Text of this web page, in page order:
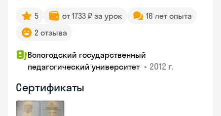
5 от 1733 ₽ за урок
16 лет опыта
2 отзыва
Вологодский государственный
педагогический университет • 2012 г.
Сертификаты